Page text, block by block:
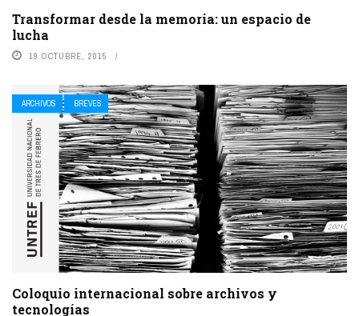
Transformar desde la memoria: un espacio de
lucha
19 OCTUBRE, 2015
ARCHIVOS BREVES
Coloquio internacional sobre archivos y
tecnologías